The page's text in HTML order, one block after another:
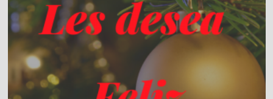
papelerías
Folder
abre
nuevo
en
Vigo